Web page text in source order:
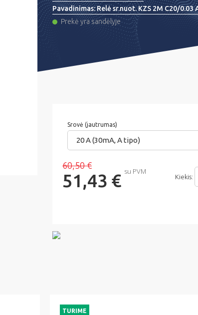
Pavadinimas:Relė sr.nuot. KZS 2M C20/0.03
Prekė yra sandėlyje
Srovė (jautrumas)
20 A (30mA, A tipo)
60,50 €
51,43 € su PVM
Kiekis:
TURIME